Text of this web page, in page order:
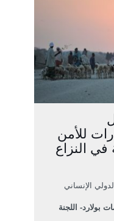
للأمن
في النزاع
الإنساني
بولارد- اللجنة